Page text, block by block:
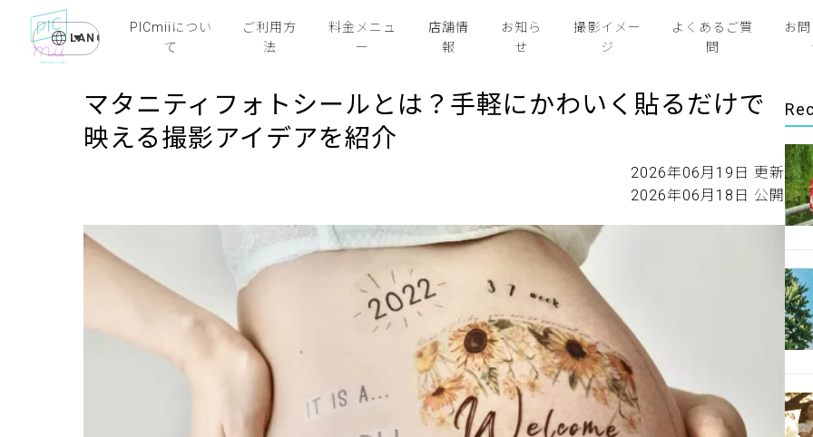
LANGUAGE
PICmiiについ
て
ご利用方
法
料金メニュ
ー
店舗情
報
お知ら
せ
撮影イメー
ジ
よくあるご質
問
お
マタニティフォトシールとは？手軽にかわいく貼るだけで
映える撮影アイデアを紹介
2026年06月19日 更新
2026年06月18日 公開